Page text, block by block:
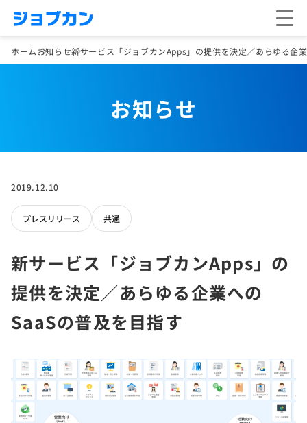
ホームお知らせ新サービス「ジョブカンApps」の提供を決定／あらゆる企
お知らせ
2019.12.10
プレスリリース 共通
新サービス「ジョブカンApps」の
提供を決定／あらゆる企業への
SaaSの普及を目指す